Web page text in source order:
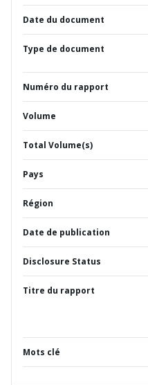
Date du document
Type de document
Numéro du rapport
Volume
Total Volume(s)
Pays
Région
Date de publication
Disclosure Status
Titre du rapport
Mots clé